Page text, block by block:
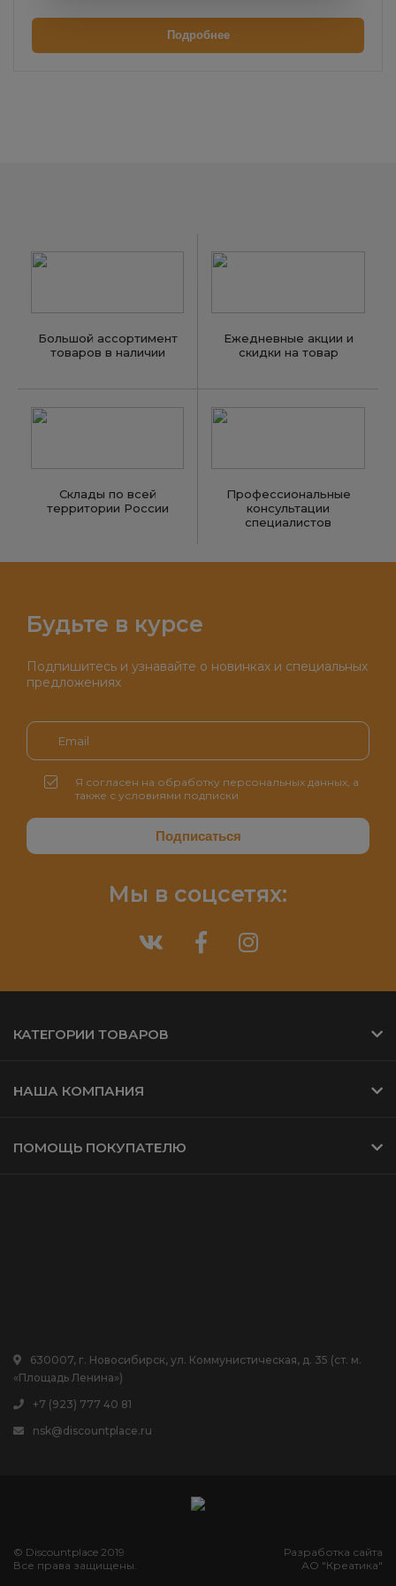
Подробнее
Большой ассортимент
товаров в наличии
Ежедневные акции и
скидки на товар
Склады по всей
территории России
Профессиональные
консультации
специалистов
Будьте в курсе
Подпишитесь и узнавайте о новинках и специальных
предложениях
Я согласен на обработку персональных данных, а
также с условиями подписки
Мы в соцсетях:
КАТЕГОРИИ ТОВАРОВ
НАША КОМПАНИЯ
ПОМОЩЬ ПОКУПАТЕЛЮ
630007, г. Новосибирск, ул. Коммунистическая, д. 35 (ст. м.
«Площадь Ленина»)
+7 (923) 777 40 81
nsk@discountplace.ru
© Discountplace 2019
Все права защищены.
Разработка сайта
АО "Креатика"